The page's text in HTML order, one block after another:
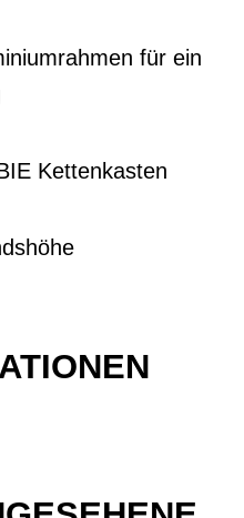
für ein
Kettenkasten